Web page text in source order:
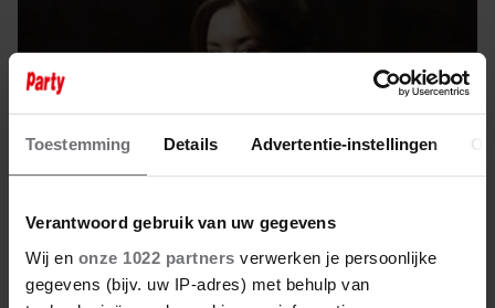
Toestemming Details Advertentie-instellingen
Verantwoord gebruik van uw gegevens
Wij en onze 1022 partners verwerken je persoonlijke
gegevens (bijv. uw IP-adres) met behulp van